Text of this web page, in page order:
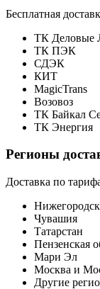
Бесплатная
ТК Деловые
ТК ПЭК
СДЭК
КИТ
MagicTrans
Возовоз
ТК Байкал
ТК Энергия
Регионы
Доставка по
Чувашия
Татарстан
Пензенская
Мари Эл
Москва и
Другие